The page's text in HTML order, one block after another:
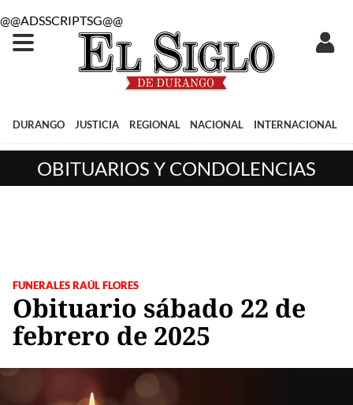
@@ADSSCRIPTSG@@
DURANGO JUSTICIA REGIONAL NACIONAL INTERNACIONAL
OBITUARIOS Y CONDOLENCIAS
FUNERALES RAÚL FLORES
Obituario sábado 22 de
febrero de 2025